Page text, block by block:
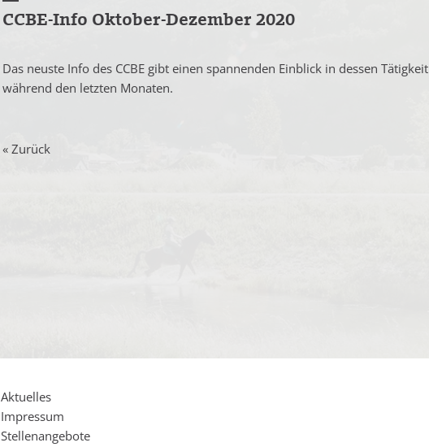
CCBE-Info Oktober-Dezember 2020
Das neuste Info des CCBE gibt einen spannenden Einblick in dessen Tätigkeit
während den letzten Monaten.
« Zurück
Aktuelles
Impressum
Stellenangebote